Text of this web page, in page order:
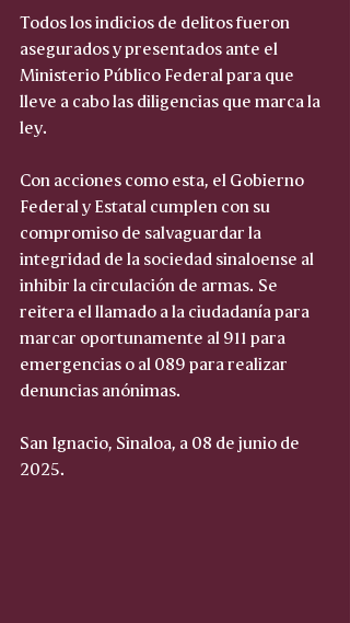
Todos los indicios de delitos fueron
asegurados y presentados ante el
Ministerio Público Federal para que
lleve a cabo las diligencias que marca la
ley.
Con acciones como esta, el Gobierno
Federal y Estatal cumplen con su
compromiso de salvaguardar la
integridad de la sociedad sinaloense al
inhibir la circulación de armas. Se
reitera el llamado a la ciudadanía para
marcar oportunamente al 911 para
emergencias o al 089 para realizar
denuncias anónimas.
San Ignacio, Sinaloa, a 08 de junio de
2025.